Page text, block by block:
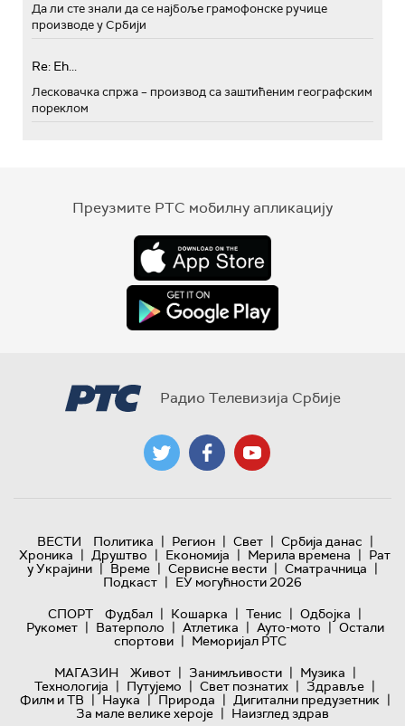
Да ли сте знали да се најбоље грамофонске ручице
производе у Србији
Re: Eh...
Лесковачка спржа – производ са заштићеним географским
пореклом
Преузмите РТС мобилну апликацију
Радио Телевизија Србије
ВЕСТИ Политика | Регион | Свет | Србија данас |
Хроника | Друштво | Економија | Мерила времена | Рат
у Украјини | Време | Сервисне вести | Сматрачница |
Подкаст | ЕУ могућности 2026
СПОРТ
Фудбал | Кошарка | Тенис | Одбојка |
Рукомет | Ватерполо | Атлетика | Ауто-мото | Остали
спортови | Меморијал РТС
МАГАЗИН
Живот | Занимљивости | Музика |
Технологијa | Путујемо | Свет познатих | Здравље |
Филм и ТВ | Наука | Природа | Дигитални предузетник |
За мале велике хероје | Наизглед здрав